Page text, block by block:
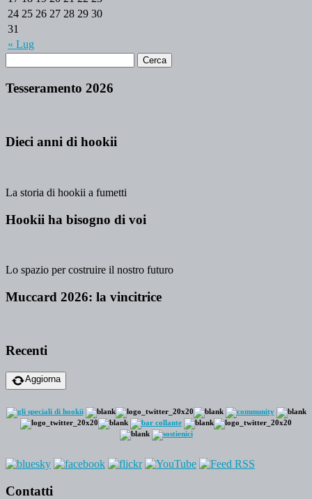
« Lug
24 25 26 27 28 29 30
31
Tesseramento 2026
Dieci anni di hookii
La storia di hookii a fumetti
Hookii ha bisogno di voi
Lo spazio per costruire il nostro futuro
Muccard 2026: la vincitrice
Recenti
Aggiorna
Contatti